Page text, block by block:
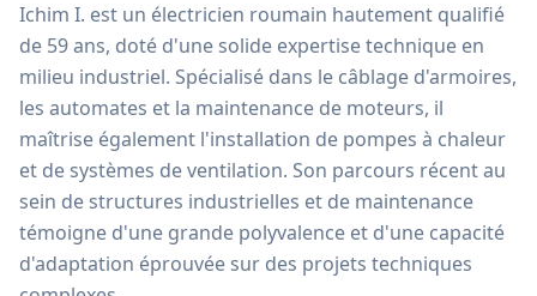
Ichim I. est un électricien roumain hautement qualifié
de 59 ans, doté d'une solide expertise technique en
milieu industriel. Spécialisé dans le câblage d'armoires,
les automates et la maintenance de moteurs, il
maîtrise également l'installation de pompes à chaleur
et de systèmes de ventilation. Son parcours récent au
sein de structures industrielles et de maintenance
témoigne d'une grande polyvalence et d'une capacité
d'adaptation éprouvée sur des projets techniques